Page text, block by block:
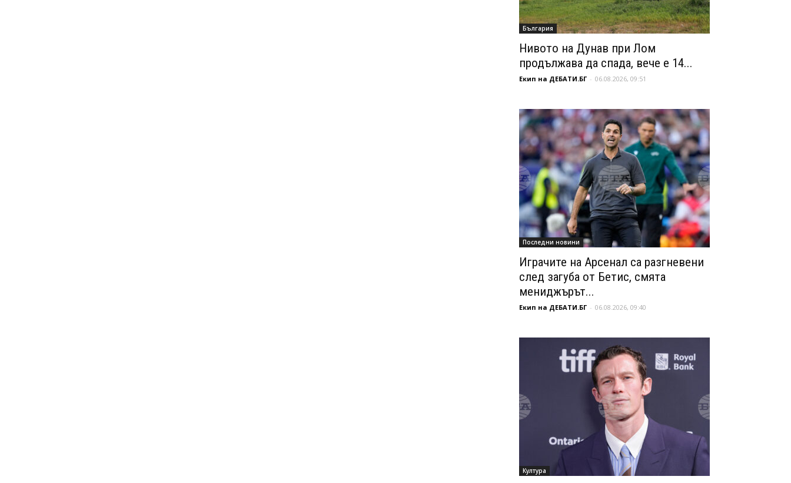
България
Нивото на Дунав при Лом
продължава да спада, вече е 14...
Екип на ДЕБАТИ.БГ - 06.08.2026, 09:51
Последни новини
Играчите на Арсенал са разгневени
след загуба от Бетис, смята
мениджърът...
Екип на ДЕБАТИ.БГ - 06.08.2026, 09:40
Култура